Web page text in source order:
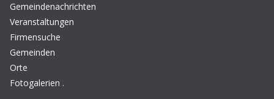
Gemeindenachrichten
Veranstaltungen
Firmensuche
Gemeinden
Orte
Fotogalerien .